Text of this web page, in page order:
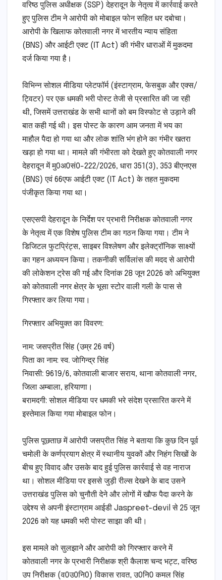
वरिष्ठ पुलिस अधीक्षक (SSP) देहरादून के नेतृत्व में कार्रवाई करते
हुए पुलिस टीम ने आरोपी को मोबाइल फोन सहित धर दबोचा।
आरोपी के खिलाफ कोतवाली नगर में भारतीय न्याय संहिता
(BNS) और आईटी एक्ट (IT Act) की गंभीर धाराओं में मुकदमा
दर्ज किया गया है।
​विभिन्न सोशल मीडिया प्लेटफॉर्म (इंस्टाग्राम, फेसबुक और एक्स/
ट्विटर) पर एक धमकी भरी पोस्ट तेजी से प्रसारित की जा रही
थी, जिसमें उत्तराखंड के सभी थानों को बम विस्फोट से उड़ाने की
बात कही गई थी। इस पोस्ट के कारण आम जनता में भय का
माहौल पैदा हो गया था और लोक शांति भंग होने का गंभीर खतरा
खड़ा हो गया था। मामले की गंभीरता को देखते हुए कोतवाली नगर
देहरादून में मु0अ0सं0-222/2026, धारा 351(3), 353 बीएनएस
(BNS) एवं 66एफ आईटी एक्ट (IT Act) के तहत मुकदमा
पंजीकृत किया गया था।
​एसएसपी देहरादून के निर्देश पर प्रभारी निरीक्षक कोतवाली नगर
के नेतृत्व में एक विशेष पुलिस टीम का गठन किया गया। टीम ने
डिजिटल फुटप्रिंट्स, साइबर विश्लेषण और इलेक्ट्रॉनिक साक्ष्यों
का गहन अध्ययन किया। तकनीकी सर्विलांस की मदद से आरोपी
की लोकेशन ट्रेस की गई और दिनांक 28 जून 2026 को अभियुक्त
को कोतवाली नगर क्षेत्र के भूसा स्टोर वाली गली के पास से
गिरफ्तार कर लिया गया।
​गिरफ्तार अभियुक्त का विवरण:
​नाम: जसप्रीत सिंह (उम्र 26 वर्ष)
​पिता का नाम: स्व. जोगिन्द्र सिंह
​निवासी: 9619/6, कोतवाली बाजार सराय, थाना कोतवाली नगर,
जिला अम्बाला, हरियाणा।
​बरामदगी: सोशल मीडिया पर धमकी भरे संदेश प्रसारित करने में
इस्तेमाल किया गया मोबाइल फोन।
​पुलिस पूछताछ में आरोपी जसप्रीत सिंह ने बताया कि कुछ दिन पूर्व
चमोली के कर्णप्रयाग क्षेत्र में स्थानीय युवकों और निहंग सिखों के
बीच हुए विवाद और उसके बाद हुई पुलिस कार्रवाई से वह नाराज
था। सोशल मीडिया पर इससे जुड़ी रील्स देखने के बाद उसने
उत्तराखंड पुलिस को चुनौती देने और लोगों में खौफ पैदा करने के
उद्देश्य से अपनी इंस्टाग्राम आईडी Jaspreet-devil से 25 जून
2026 को यह धमकी भरी पोस्ट साझा की थी।
​इस मामले को सुलझाने और आरोपी को गिरफ्तार करने में
कोतवाली नगर के प्रभारी निरीक्षक श्री कैलाश चन्द भट्ट, वरिष्ठ
उप निरीक्षक (व0उ0नि0) विकास रावत, उ0नि0 कमल सिंह